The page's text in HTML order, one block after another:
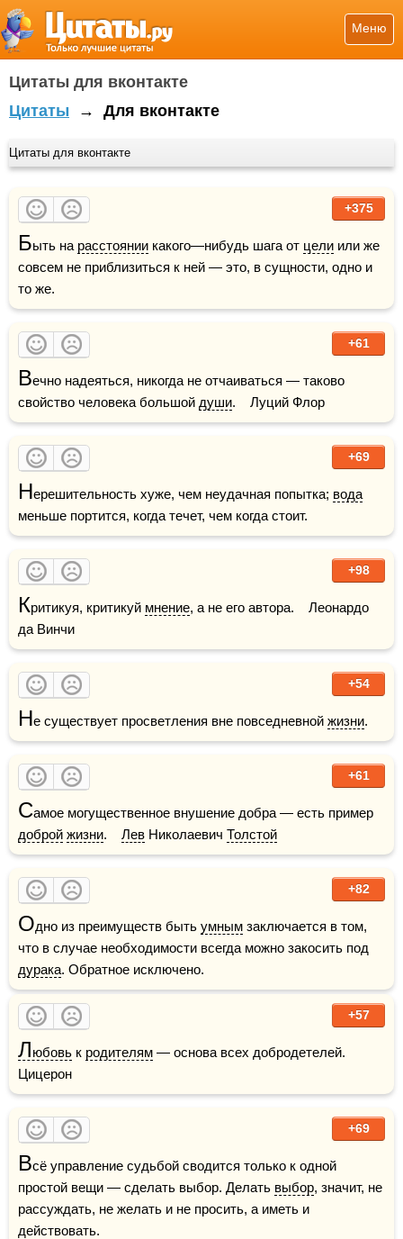
Меню
Цитаты для вконтакте
Цитаты → Для вконтакте
Цитаты для вконтакте
+375
Быть на расстоянии какого—нибудь шага от цели или же
совсем не приблизиться к ней — это, в сущности, одно и
то же.
+61
Вечно надеяться, никогда не отчаиваться — таково
свойство человека большой души.    Луций Флор
+69
Нерешительность хуже, чем неудачная попытка; вода
меньше портится, когда течет, чем когда стоит.
+98
Критикуя, критикуй мнение, а не его автора.    Леонардо
да Винчи
+54
Не существует просветления вне повседневной жизни.
+61
С
доброй жизни. Лев Николаевич Толстой
+82
Одно из преимуществ быть умным заключается в том,
дурака. Обратное исключено.
+57
Любовь к родителям — основа всех добродетелей.
Цицерон
+69
Всё управление судьбой сводится только к одной
простой вещи — сделать выбор. Делать выбор, значит, не
рассуждать, не желать и не просить, а иметь и
действовать.